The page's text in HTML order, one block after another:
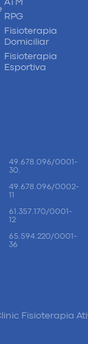
ATM
RPG
Fisioterapia
Domiciliar
Fisioterapia
Esportiva
49.678.096/0001-
30.
49.678.096/0002-
11
61.357.170/0001-
12
65.594.220/0001-
36
Fisioterapia